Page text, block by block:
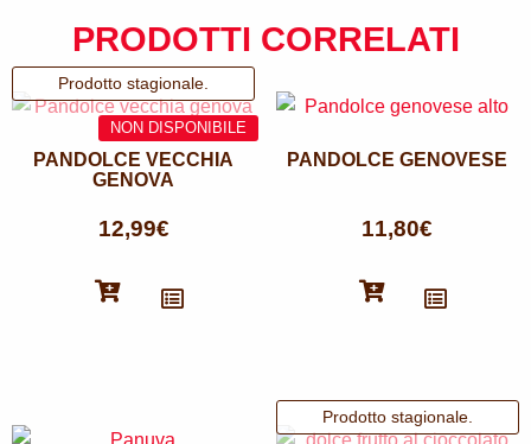
PRODOTTI CORRELATI
PANDOLCE VECCHIA
GENOVA
12,99€
PANDOLCE GENOVESE
11,80€